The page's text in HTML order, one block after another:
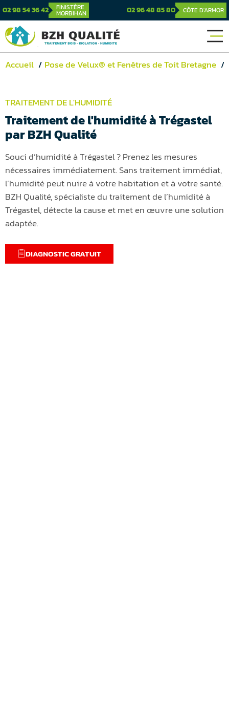
02 98 54 36 42 FINISTÈRE
MORBIHAN 02 96 48 85 80 CÔTE D'ARMOR
Accueil Pose de Velux® et Fenêtres de Toit Bretagne
TRAITEMENT DE L'HUMIDITÉ
Traitement de l'humidité à Trégastel
par BZH Qualité
Souci d’humidité à Trégastel ? Prenez les mesures
nécessaires immédiatement. Sans traitement immédiat,
l’humidité peut nuire à votre habitation et à votre santé.
BZH Qualité, spécialiste du traitement de l’humidité à
Trégastel, détecte la cause et met en œuvre une solution
adaptée.
DIAGNOSTIC GRATUIT